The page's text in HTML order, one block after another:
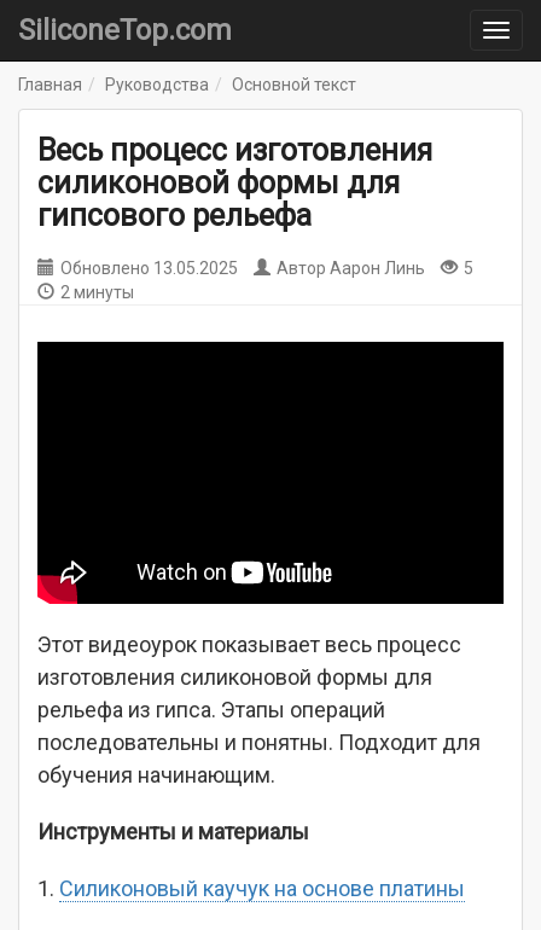
SiliconeTop.com
Главная Руководства Основной текст
Весь процесс изготовления
силиконовой формы для
гипсового рельефа
Обновлено 13.05.2025 Автор Аарон Линь
5
2 минуты
Этот видеоурок показывает весь процесс
изготовления силиконовой формы для
рельефа из гипса. Этапы операций
последовательны и понятны. Подходит для
обучения начинающим.
Инструменты и материалы
1. Силиконовый каучук на основе платины